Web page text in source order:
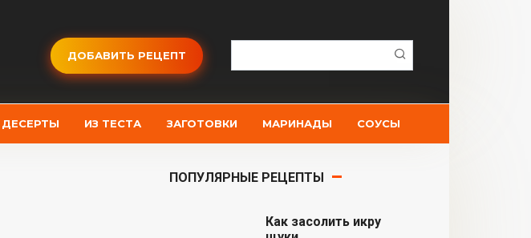
ДОБАВИТЬ РЕЦЕПТ
ДЕСЕРТЫ ИЗ ТЕСТА ЗАГОТОВКИ МАРИНАДЫ СОУСЫ
ПОПУЛЯРНЫЕ РЕЦЕПТЫ
Как засолить икру